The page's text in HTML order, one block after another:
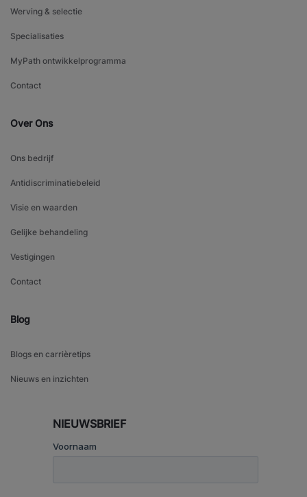
Werving & selectie
Specialisaties
MyPath ontwikkelprogramma
Contact
Over Ons
Ons bedrijf
Antidiscriminatiebeleid
Visie en waarden
Gelijke behandeling
Vestigingen
Contact
Blog
Blogs en carrièretips
Nieuws en inzichten
NIEUWSBRIEF